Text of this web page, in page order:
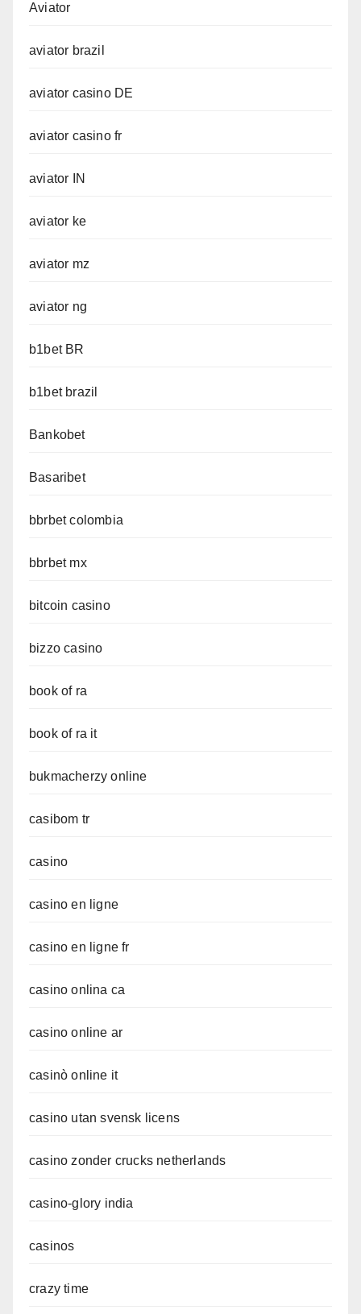
Aviator
aviator brazil
aviator casino DE
aviator casino fr
aviator IN
aviator ke
aviator mz
aviator ng
b1bet BR
b1bet brazil
Bankobet
Basaribet
bbrbet colombia
bbrbet mx
bitcoin casino
bizzo casino
book of ra
book of ra it
bukmacherzy online
casibom tr
casino
casino en ligne
casino en ligne fr
casino onlina ca
casino online ar
casinò online it
casino utan svensk licens
casino zonder crucks netherlands
casino-glory india
casinos
crazy time